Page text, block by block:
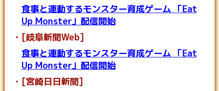
食事と連動するモンスター育成ゲーム 「Eat
Up Monster」配信開始
[岐阜新聞Web]
食事と連動するモンスター育成ゲーム 「Eat
Up Monster」配信開始
[宮崎日日新聞]